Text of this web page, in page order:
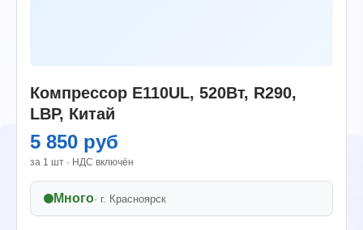
Компрессор E110UL, 520Вт, R290,
LBP, Китай
5 850 руб
за 1 шт · НДС включён
Много· г. Красноярск